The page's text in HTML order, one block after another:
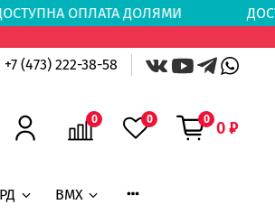
ОПЛАТА ДОЛЯМИ
+7 (473) 222-38-58
0 0 0 0 ₽
BMX